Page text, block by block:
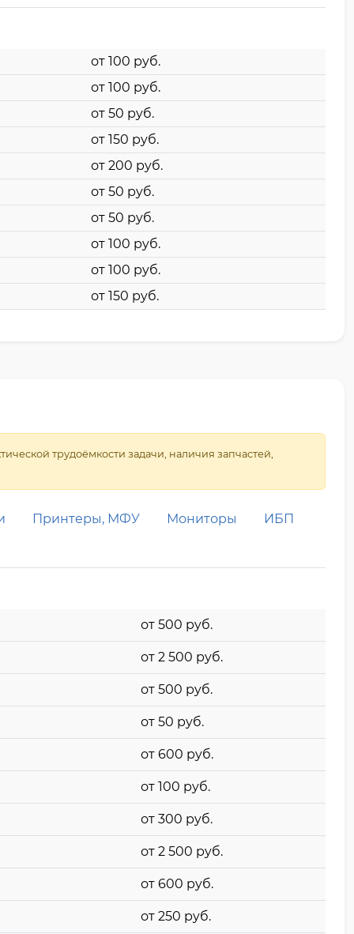
от 100 pyб.
от 100 pyб.
от 50 pyб.
от 150 pyб.
от 200 pyб.
от 50 pyб.
от 50 pyб.
от 100 pyб.
от 100 pyб.
от 150 pyб.
трудоёмкости задачи, наличия запчастей,
Принтеры, МФУ Мониторы ИБП
от 500 pyб.
от 2 500 pyб.
от 500 pyб.
от 50 pyб.
от 600 pyб.
от 100 pyб.
от 300 pyб.
от 2 500 pyб.
от 600 pyб.
от 250 pyб.